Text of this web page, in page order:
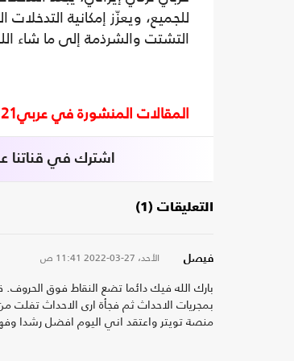
للجميع، ويعزّز إمكانية
التشتت والشرذمة إلى ما شاء
المقالات المنشورة في عربي21 تعبر عن آراء أصحابها ولا تعبر عن رأي أو موقف الصحيفة.
اشترك في قناتنا
التعليقات (1)
فيصل الأحد، 27-03-2022 11:41 ص
بارك الله فيك دائما تضع النقاط فوق
بمجريات الاحداث ثم فجأة ارى الاحداث تفلت
منصة تويتر واعتقد اني اليوم افضل رشدا